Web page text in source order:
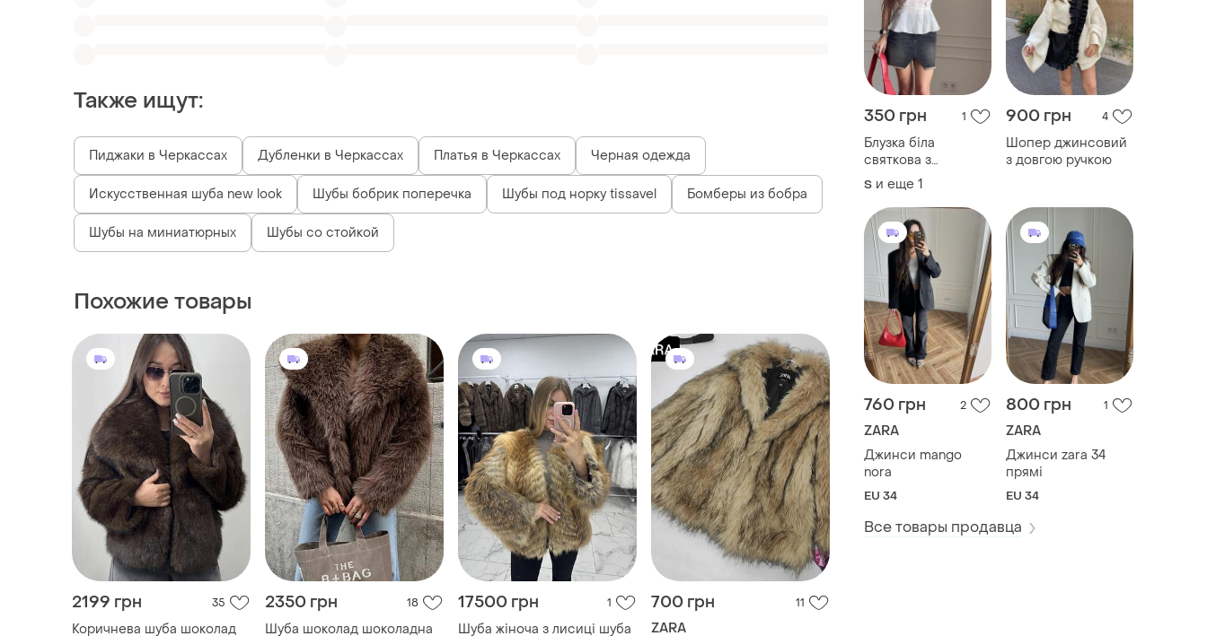
350 грн 1
Блузка біла
святкова з
завʼязками позаду
S и еще 1
900 грн 4
Шопер джинсовий
з довгою ручкою
760 грн 2
ZARA
Джинси mango
nora
EU 34
800 грн 1
ZARA
Джинси zara 34
прямі
EU 34
Все товары продавца
Похожие товары
2199 грн 35
Коричнева шуба шоколад
шоколадна шуба автоледи
и еще 4
2350 грн 18
Шуба шоколад шоколадна
шуба коричнева шуба
напівшубок напів шубка
шоколад пінтерест шуба
ХS и еще 4
17500 грн 1
Шуба жіноча з лисиці шуба
кардиган шуба піджак
ХS и еще 5
700 грн 11
ZARA
Шуба женская имиджевая
оверсайз экомех от
бренда zara xs s
и еще 1